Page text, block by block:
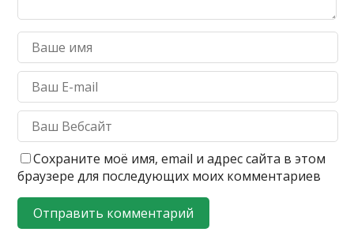
Сохраните моё имя, email и адрес сайта в этом
браузере для последующих моих комментариев